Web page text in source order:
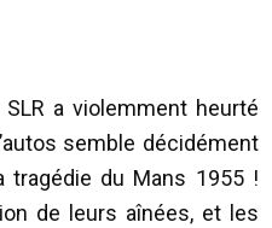
a violemment heurté
semble décidément
tragédie du Mans 1955 !
de leurs aînées, et les